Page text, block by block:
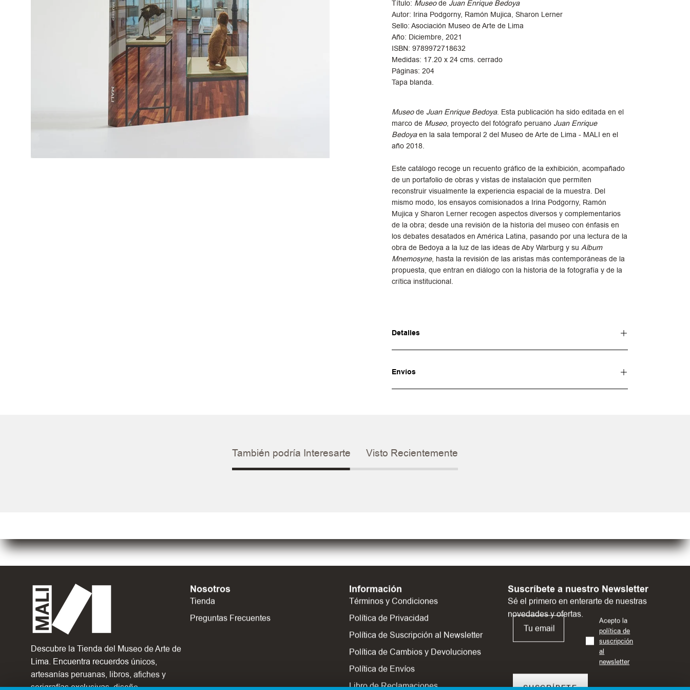
Título: Museode Juan Enrique Bedoya
Autor: Irina Podgorny, Ramón Mujica, Sharon Lerner
Sello: Asociación Museo de Arte de Lima
Año: Diciembre, 2021
ISBN: 9789972718632
Medidas: 17.20 x 24 cms. cerrado
Páginas: 204
Tapa blanda.
Museode Juan Enrique Bedoya. Esta publicación ha sido editada en el
marco de Museo, proyecto del fotógrafo peruano Juan Enrique
Bedoyaen la sala temporal 2 del Museo de Arte de Lima - MALI en el
año 2018.
Este catálogo recoge un recuento gráfico de la exhibición, acompañado
de un portafolio de obras y vistas de instalación que permiten
reconstruir visualmente la experiencia espacial de la muestra. Del
mismo modo, los ensayos comisionados a Irina Podgorny, Ramón
Mujica y Sharon Lerner recogen aspectos diversos y complementarios
de la obra; desde una revisión de la historia del museo con énfasis en
los debates desatados en América Latina, pasando por una lectura de la
obra de Bedoya a la luz de las ideas de Aby Warburg y su Album
Mnemosyne, hasta la revisión de las aristas más contemporáneas de la
propuesta, que entran en diálogo con la historia de la fotografía y de la
crítica institucional.
Detalles
Envíos
También podría Interesarte Visto Recientemente
Descubre la Tienda del Museo de Arte de
Lima. Encuentra recuerdos únicos,
artesanías peruanas, libros, afiches y
serigrafías exclusivas, diseño
Nosotros
Tienda
Preguntas Frecuentes
Información
Términos y Condiciones
Política de Privacidad
Política de Suscripción al Newsletter
Política de Cambios y Devoluciones
Política de Envíos
Libro de Reclamaciones
Suscríbete a nuestro Newsletter
Sé el primero en enterarte de nuestras
novedades y ofertas.
Acepto la
política de
suscripción
al
newsletter
SUSCRÍBETE